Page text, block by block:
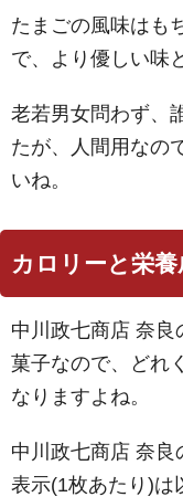
たまごの風味はも
で、より優しい味
老若男女問わず、
たが、人間用なの
いね。
カロリーと栄
中川政七商店 奈良
菓子なので、どれ
なりますよね。
中川政七商店 奈良
表示(1枚あたり)は